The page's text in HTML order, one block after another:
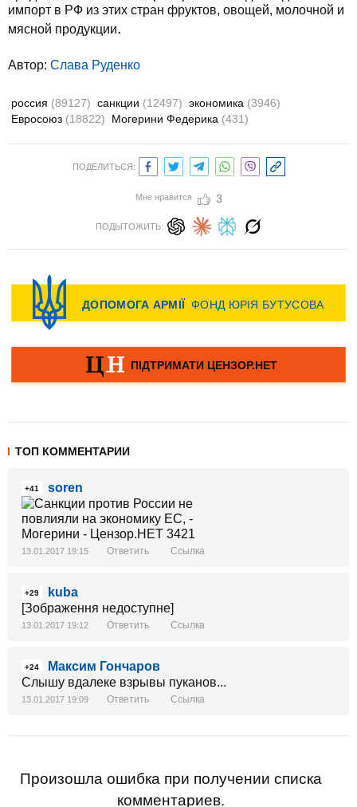
импорт в РФ из этих стран фруктов, овощей, молочной и
мясной продукции.
Автор: Слава Руденко
россия (89127) санкции (12497) экономика (3946)
Евросоюз (18822) Могерини Федерика (431)
ПОДЕЛИТЬСЯ:
Мне нравится 3
ПОДЫТОЖИТЬ:
ТОП КОММЕНТАРИИ
+41 soren
13.01.2017 19:15 Ответить Ссылка
+29
kuba
[Зображення недоступне]
13.01.2017 19:12 Ответить Ссылка
+24
Максим Гончаров
Слышу вдалеке взрывы пуканов...
13.01.2017 19:09 Ответить Ссылка
Произошла ошибка при получении списка
комментариев.